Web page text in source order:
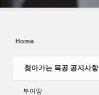
Home
찾아가는 목공 공지사항
부여땅